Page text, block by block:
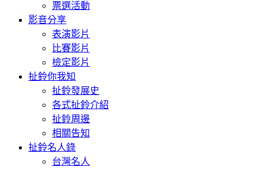
票選活動
影音分享
表演影片
比賽影片
檢定影片
扯鈴你我知
扯鈴發展史
各式扯鈴介紹
扯鈴周邊
相關告知
扯鈴名人錄
台灣名人